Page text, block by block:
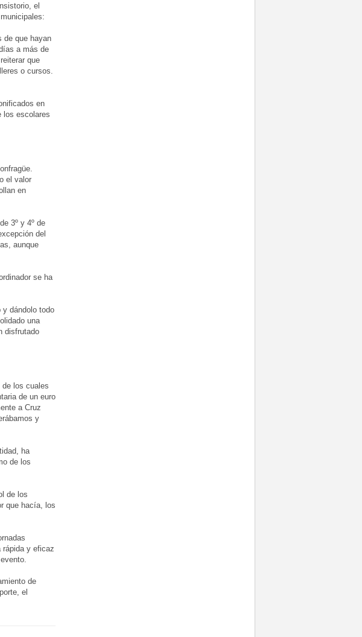
el
de que hayan
a más de
que
o cursos.
en
los escolares
el valor
en
3º y 4º de
del
aunque
se ha
dándolo todo
una
disfrutado
los cuales
de un euro
a Cruz
y
ha
de los
de los
que hacía, los
rápida y eficaz
de
el